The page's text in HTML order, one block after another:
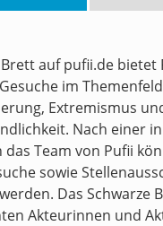
Brett auf pufii.de bietet
im
Extremismus
Nach einer
Team von Pufii
sowie
Das Schwarze
Akteurinnen und